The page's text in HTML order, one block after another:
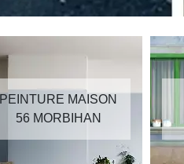
PEINTURE MAISON
56 MORBIHAN